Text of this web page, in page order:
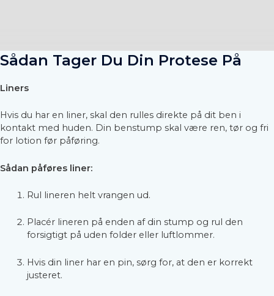
Sådan Tager Du Din Protese På
Liners
Hvis du har en liner, skal den rulles direkte på dit ben i
kontakt med huden. Din benstump skal være ren, tør og fri
for lotion før påføring.
Sådan påføres liner:
Rul lineren helt vrangen ud.
Placér lineren på enden af din stump og rul den
forsigtigt på uden folder eller luftlommer.
Hvis din liner har en pin, sørg for, at den er korrekt
justeret.